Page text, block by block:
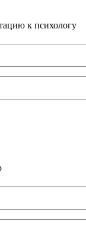
к психологу